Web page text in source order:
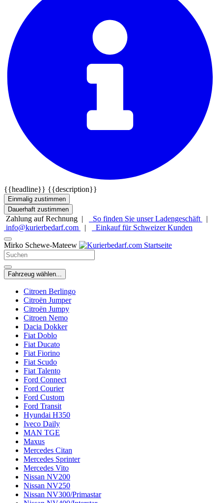
{{headline}} {{description}}
Einmalig zustimmen
Dauerhaft zustimmen
Zahlung auf Rechnung | So finden Sie unser Ladengeschäft
|
info@kurierbedarf.com
| Einkauf für Schweizer Kunden
Mirko Schewe-Mateew
Fahrzeug wählen...
Citroen Berlingo
Citroën Jumper
Citroën Jumpy
Citroen Nemo
Dacia Dokker
Fiat Doblo
Fiat Ducato
Fiat Fiorino
Fiat Scudo
Fiat Talento
Ford Connect
Ford Courier
Ford Custom
Ford Transit
Hyundai H350
Iveco Daily
MAN TGE
Maxus
Mercedes Citan
Mercedes Sprinter
Mercedes Vito
Nissan NV200
Nissan NV250
Nissan NV300/Primastar